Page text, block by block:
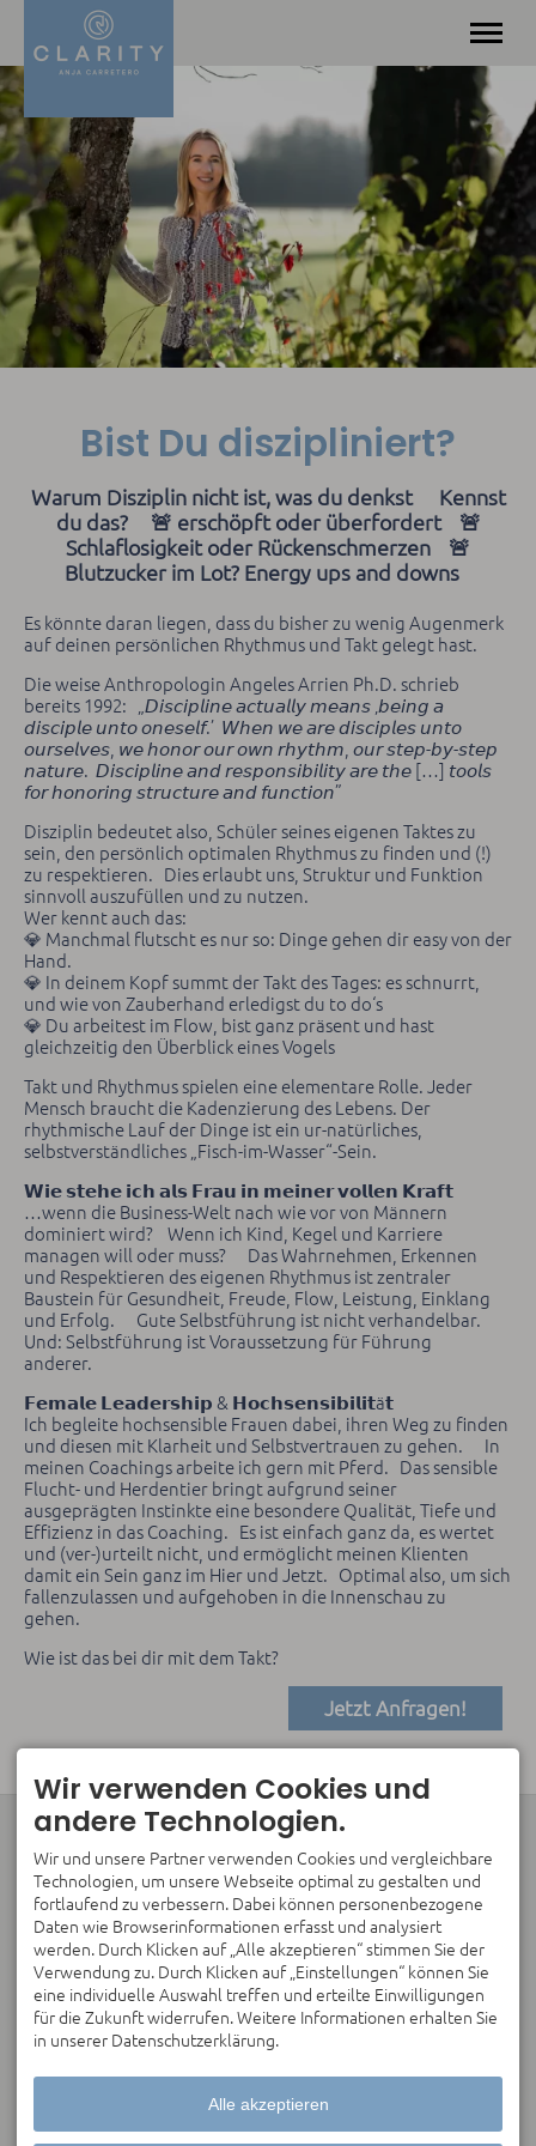
Über mich
Leistungen & Methodik
Kontakt
Blog
Bist Du diszipliniert?
Warum Disziplin nicht ist, was du denkst Kennst
du das? 🚨 erschöpft oder überfordert 🚨
Schlaflosigkeit oder Rückenschmerzen 🚨
Blutzucker im Lot? Energy ups and downs
Es könnte daran liegen, dass du bisher zu wenig Augenmerk
auf deinen persönlichen Rhythmus und Takt gelegt hast.
Die weise Anthropologin Angeles Arrien Ph.D. schrieb
bereits 1992: „𝘋𝘪𝘴𝘤𝘪𝘱𝘭𝘪𝘯𝘦 𝘢𝘤𝘵𝘶𝘢𝘭𝘭𝘺 𝘮𝘦𝘢𝘯𝘴 ‚𝘣𝘦𝘪𝘯𝘨 𝘢
𝘥𝘪𝘴𝘤𝘪𝘱𝘭𝘦 𝘶𝘯𝘵𝘰 𝘰𝘯𝘦𝘴𝘦𝘭𝘧.’ 𝘞𝘩𝘦𝘯 𝘸𝘦 𝘢𝘳𝘦 𝘥𝘪𝘴𝘤𝘪𝘱𝘭𝘦𝘴 𝘶𝘯𝘵𝘰
𝘰𝘶𝘳𝘴𝘦𝘭𝘷𝘦𝘴, 𝘸𝘦 𝘩𝘰𝘯𝘰𝘳 𝘰𝘶𝘳 𝘰𝘸𝘯 𝘳𝘩𝘺𝘵𝘩𝘮, 𝘰𝘶𝘳 𝘴𝘵𝘦𝘱-𝘣𝘺-𝘴𝘵𝘦𝘱
𝘯𝘢𝘵𝘶𝘳𝘦. 𝘋𝘪𝘴𝘤𝘪𝘱𝘭𝘪𝘯𝘦 𝘢𝘯𝘥 𝘳𝘦𝘴𝘱𝘰𝘯𝘴𝘪𝘣𝘪𝘭𝘪𝘵𝘺 𝘢𝘳𝘦 𝘵𝘩𝘦 […] 𝘵𝘰𝘰𝘭𝘴
𝘧𝘰𝘳 𝘩𝘰𝘯𝘰𝘳𝘪𝘯𝘨 𝘴𝘵𝘳𝘶𝘤𝘵𝘶𝘳𝘦 𝘢𝘯𝘥 𝘧𝘶𝘯𝘤𝘵𝘪𝘰𝘯”
Disziplin bedeutet also, Schüler seines eigenen Taktes zu
sein, den persönlich optimalen Rhythmus zu finden und (!)
zu respektieren. Dies erlaubt uns, Struktur und Funktion
sinnvoll auszufüllen und zu nutzen.
Wer kennt auch das:
💎 Manchmal flutscht es nur so: Dinge gehen dir easy von der
Hand.
💎 In deinem Kopf summt der Takt des Tages: es schnurrt,
und wie von Zauberhand erledigst du to do‘s
💎 Du arbeitest im Flow, bist ganz präsent und hast
gleichzeitig den Überblick eines Vogels
Takt und Rhythmus spielen eine elementare Rolle. Jeder
Mensch braucht die Kadenzierung des Lebens. Der
rhythmische Lauf der Dinge ist ein ur-natürliches,
selbstverständliches „Fisch-im-Wasser“-Sein.
𝗪𝗶𝗲 𝘀𝘁𝗲𝗵𝗲 𝗶𝗰𝗵 𝗮𝗹𝘀 𝗙𝗿𝗮𝘂 𝗶𝗻 𝗺𝗲𝗶𝗻𝗲𝗿 𝘃𝗼𝗹𝗹𝗲𝗻 𝗞𝗿𝗮𝗳𝘁
…wenn die Business-Welt nach wie vor von Männern
dominiert wird? Wenn ich Kind, Kegel und Karriere
managen will oder muss? Das Wahrnehmen, Erkennen
und Respektieren des eigenen Rhythmus ist zentraler
Baustein für Gesundheit, Freude, Flow, Leistung, Einklang
und Erfolg. Gute Selbstführung ist nicht verhandelbar.
Und: Selbstführung ist Voraussetzung für Führung
anderer.
𝗙𝗲𝗺𝗮𝗹𝗲 𝗟𝗲𝗮𝗱𝗲𝗿𝘀𝗵𝗶𝗽 & 𝗛𝗼𝗰𝗵𝘀𝗲𝗻𝘀𝗶𝗯𝗶𝗹𝗶𝘁ä𝘁
Ich begleite hochsensible Frauen dabei, ihren Weg zu finden
und diesen mit Klarheit und Selbstvertrauen zu gehen. In
meinen Coachings arbeite ich gern mit Pferd. Das sensible
Flucht- und Herdentier bringt aufgrund seiner
ausgeprägten Instinkte eine besondere Qualität, Tiefe und
Effizienz in das Coaching. Es ist einfach ganz da, es wertet
und (ver-)urteilt nicht, und ermöglicht meinen Klienten
damit ein Sein ganz im Hier und Jetzt. Optimal also, um sich
fallenzulassen und aufgehoben in die Innenschau zu
gehen.
Wie ist das bei dir mit dem Takt?
Jetzt Anfragen!
KONTAKT
Anja Carretero
Prof.-Angermair-Ring 34
85748 Garching Bei
München
DEUTSCHLAND
info@anja-carretero.de
CLARITY
Coaching für Frauen in
Verantwortung.
Klar bleiben. Auch unter
Druck.
KLARHEIT BEGINNT MIT
EINEM GESPRÄCH.
München | Online
Deutsch | English | Français
Wir verwenden Cookies und
andere Technologien.
Wir und unsere Partner verwenden Cookies und vergleichbare
Technologien, um unsere Webseite optimal zu gestalten und
fortlaufend zu verbessern. Dabei können personenbezogene
Daten wie Browserinformationen erfasst und analysiert
werden. Durch Klicken auf „Alle akzeptieren“ stimmen Sie der
Verwendung zu. Durch Klicken auf „Einstellungen“ können Sie
eine individuelle Auswahl treffen und erteilte Einwilligungen
für die Zukunft widerrufen. Weitere Informationen erhalten Sie
in unserer Datenschutzerklärung.
Alle akzeptieren